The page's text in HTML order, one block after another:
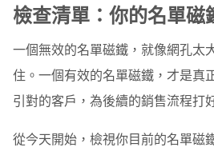
檢查清單：你的名單磁
一個無效的名單磁鐵，就像網孔太
住。一個有效的名單磁鐵，才是真
引對的客戶，為後續的銷售流程打
從今天開始，檢視你目前的名單磁